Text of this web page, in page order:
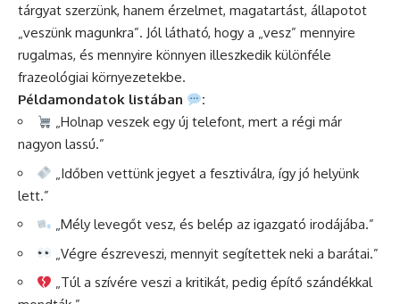
tárgyat szerzünk, hanem érzelmet, magatartást, állapotot
„veszünk magunkra”. Jól látható, hogy a „vesz” mennyire
rugalmas, és mennyire könnyen illeszkedik különféle
frazeológiai környezetekbe.
Példamondatok listában
:
„Holnap veszek egy új telefont, mert a régi már
nagyon lassú.”
„Időben vettünk jegyet a fesztiválra, így jó helyünk
lett.”
„Mély levegőt vesz, és belép az igazgató irodájába.”
„Végre észreveszi, mennyit segítettek neki a barátai.”
„Túl a szívére veszi a kritikát, pedig építő szándékkal